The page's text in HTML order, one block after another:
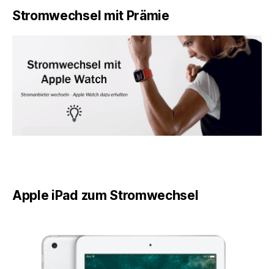
Stromwechsel mit Prämie
Apple iPad zum Stromwechsel